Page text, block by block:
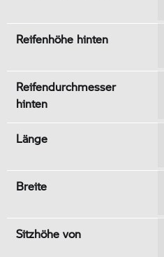
Reifenhöhe hinten
Reifendurchmesser
hinten
Länge
Breite
Sitzhöhe von